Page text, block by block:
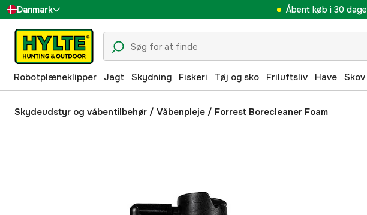
Danmark
Sverige
Suomi
Norge
Deutschland
Åbent køb i 30 dage
Robotplæneklipper Jagt Skydning Fiskeri Tøj og sko Friluftsliv Have Skov
Skydeudstyr og våbentilbehør / Våbenpleje / Forrest Borecleaner Foam